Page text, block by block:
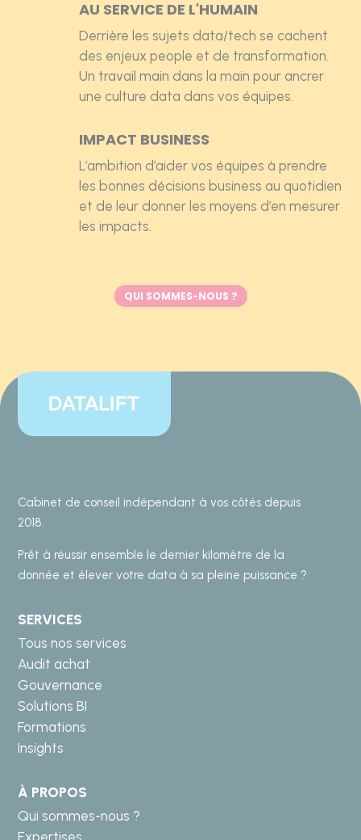
AU SERVICE DE L'HUMAIN
Derrière les sujets data/tech se cachent
des enjeux people et de transformation.
Un travail main dans la main pour ancrer
une culture data dans vos équipes.
IMPACT BUSINESS
L’ambition d’aider vos équipes à prendre
les bonnes décisions business au quotidien
et de leur donner les moyens d’en mesurer
les impacts.
QUI SOMMES-NOUS ?
Cabinet de conseil indépendant à vos côtés depuis
2018.
Prêt à réussir ensemble le dernier kilomètre de la
donnée et élever votre data à sa pleine puissance ?
SERVICES
Tous nos services
Audit achat
Gouvernance
Solutions BI
Formations
Insights
À PROPOS
Qui sommes-nous ?